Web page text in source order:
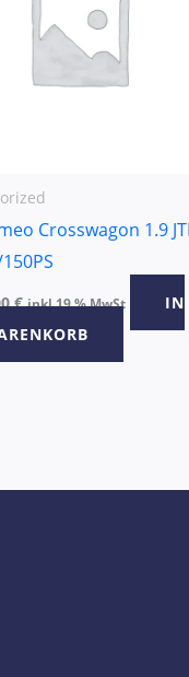
Crosswagon 1.9
€ inkl 19 % MwSt
IN